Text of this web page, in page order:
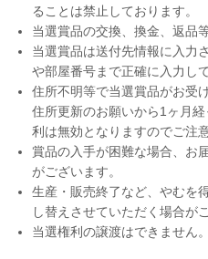
ることは禁止しております。
当選賞品の交換、換金、返品
当選賞品は送付先情報に入力
や部屋番号まで正確に入力し
住所不明等で当選賞品がお受
住所更新のお願いから1ヶ月
利は無効となりますのでご注
賞品の入手が困難な場合、お
がございます。
生産・販売終了など、やむを
し替えさせていただく場合が
当選権利の譲渡はできません。